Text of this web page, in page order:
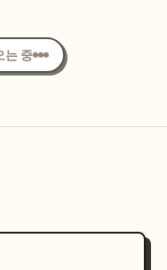
벨링된 3개의 작
스 모델 카드(소
매출, 투자 회
표 아이콘을 배
앙 앵커 영역에
위한 우아한
Chocolate
코코아의 풍미,
그녀의 자세는
등받이에 한 손
액체는 컵에서
플래시 형태, 그
는 중